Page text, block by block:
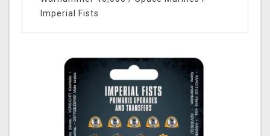
Imperial Fists